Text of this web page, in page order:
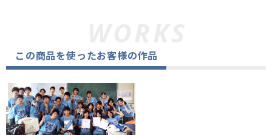
この商品を使ったお客様の作品